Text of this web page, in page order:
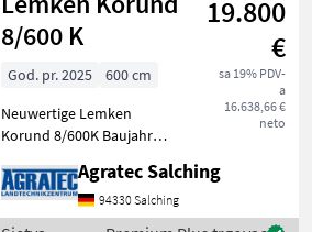
mulčeri,
sjetvospremači
i dr) / Evers
8/600 K
19.800
€
sa 19% PDV-
a
16.638,66 €
neto
God. pr. 2025
600 cm
Neuwertige Lemken
Korund 8/600K Baujahr
Neuwertiger Zustand!!!
Achtung! Maschine steht
beim Kunden! Sjetva
Agratec Salching
94330 Salching